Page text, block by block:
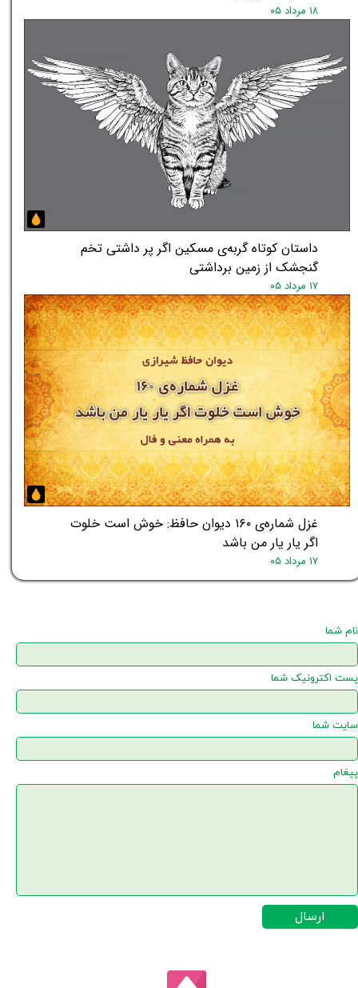
۱۸ مرداد ۰۵
داستان کوتاه گربه‌ی مسکین اگر پر داشتی تخم
گنجشک از زمین برداشتی
۱۷ مرداد ۰۵
غزل شماره‌ی ۱۶۰ دیوان حافظ: خوش است خلوت
اگر یار یار من باشد
۱۷ مرداد ۰۵
نام شما
پست اکترونیک شما
سایت شما
پیغام
ارسال